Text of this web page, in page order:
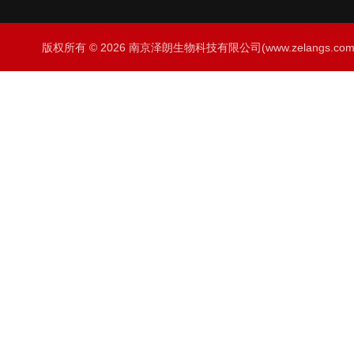
版权所有 © 2026 南京泽朗生物科技有限公司